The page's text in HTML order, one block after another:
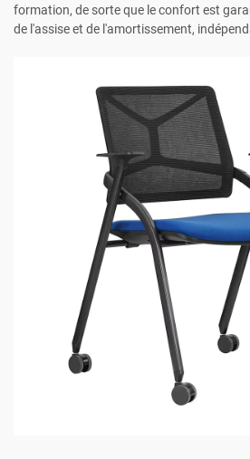
formation, de sorte que le confort est
de l'assise et de l'amortissement,